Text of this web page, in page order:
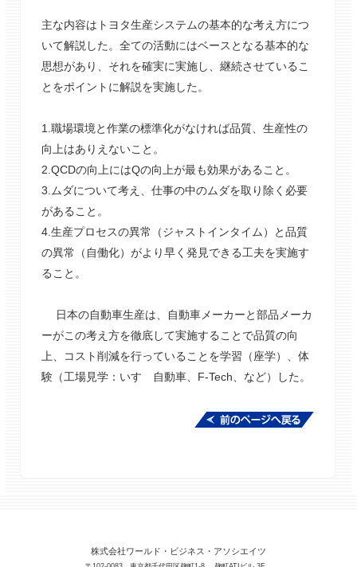
主な内容はトヨタ生産システムの基本的な考え方につ
いて解説した。全ての活動にはベースとなる基本的な
思想があり、それを確実に実施し、継続させているこ
とをポイントに解説を実施した。
1.職場環境と作業の標準化がなければ品質、生産性の
向上はありえないこと。
2.QCDの向上にはQの向上が最も効果があること。
3.ムダについて考え、仕事の中のムダを取り除く必要
があること。
4.生産プロセスの異常（ジャストインタイム）と品質
の異常（自働化）がより早く発見できる工夫を実施す
ること。
日本の自動車生産は、自動車メーカーと部品メーカ
ーがこの考え方を徹底して実施することで品質の向
上、コスト削減を行っていることを学習（座学）、体
験（工場見学：いすゞ自動車、F-Tech、など）した。
株式会社ワールド・ビジネス・アソシエイツ